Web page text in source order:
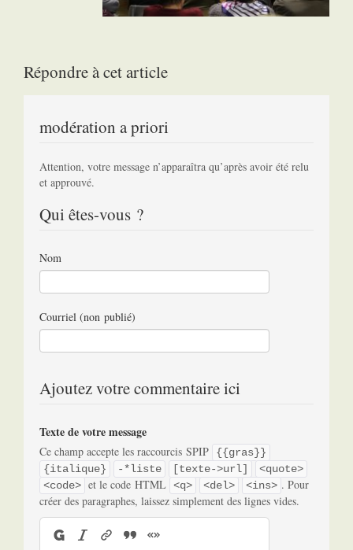
Répondre à cet article
modération a priori
Attention, votre message n’apparaîtra qu’après avoir été relu
et approuvé.
Qui êtes-vous ?
Nom
Courriel (non publié)
Ajoutez votre commentaire ici
Texte de votre message
Ce champ accepte les raccourcis SPIP
{{gras}}
{italique}
-*liste [texte->url]
<quote>
<code> et le code HTML <q> <del> <ins> . Pour
créer des paragraphes, laissez simplement des lignes vides.